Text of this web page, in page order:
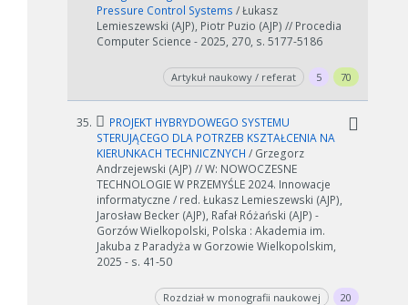
W zależności od ilości danych do przetworzenia generowanie pliku
może się wydłużyć.
zmniejszając zakres lat.
Anuluj
Pressure Control Systems / Łukasz
Lemieszewski (AJP), Piotr Puzio (AJP) // Procedia
Computer Science - 2025, 270, s. 5177-5186
Artykuł naukowy / referat 5 70
35.
PROJEKT HYBRYDOWEGO SYSTEMU
STERUJĄCEGO DLA POTRZEB KSZTAŁCENIA NA
KIERUNKACH TECHNICZNYCH / Grzegorz
Andrzejewski (AJP) // W: NOWOCZESNE
TECHNOLOGIE W PRZEMYŚLE 2024. Innowacje
informatyczne / red. Łukasz Lemieszewski (AJP),
Jarosław Becker (AJP), Rafał Różański (AJP) -
Gorzów Wielkopolski, Polska : Akademia im.
Jakuba z Paradyża w Gorzowie Wielkopolskim,
2025 - s. 41-50
Rozdział w monografii naukowej 20